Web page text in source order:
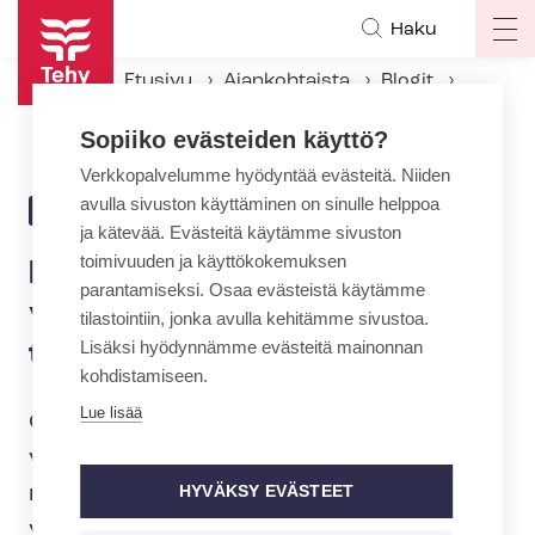
Hyppää
pääsisältöön
Haku
Etusivu Ajankohtaista
Blogit
BLOGI 31.3.2025 | 16:37
Millariikka Rytkönen: Valtion
vaativimmat hoitotyöt
tehdään palkkamontussa
Oi­keus­p­sy­kiat­ris­ten sairaaloiden ja
vankiloiden sairaanhoitajat hoitavat
maamme vaativimmat potilaat
väkivallan uhan alla. Silti he saavat
Sopiiko evästeiden käyttö?
Verkkopalvelumme hyödyntää evästeitä. Niiden
avulla sivuston käyttäminen on sinulle helppoa
ja kätevää. Evästeitä käytämme sivuston
toimivuuden ja käyttökokemuksen
parantamiseksi. Osaa evästeistä käytämme
tilastointiin, jonka avulla kehitämme sivustoa.
Lisäksi hyödynnämme evästeitä mainonnan
kohdistamiseen.
Lue lisää
HYVÄKSY EVÄSTEET